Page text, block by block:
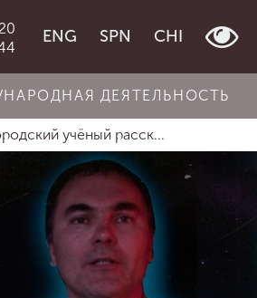
ENG SPN CHI
ДЕЯТЕЛЬНОСТЬ
учёный расск...